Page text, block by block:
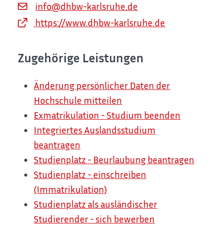
info@dhbw-karlsruhe.de
https://www.dhbw-karlsruhe.de
Zugehörige Leistungen
Änderung persönlicher Daten der
Hochschule mitteilen
Exmatrikulation - Studium beenden
Integriertes Auslandsstudium
beantragen
Studienplatz - Beurlaubung beantragen
Studienplatz - einschreiben
(Immatrikulation)
Studienplatz als ausländischer
Studierender - sich bewerben